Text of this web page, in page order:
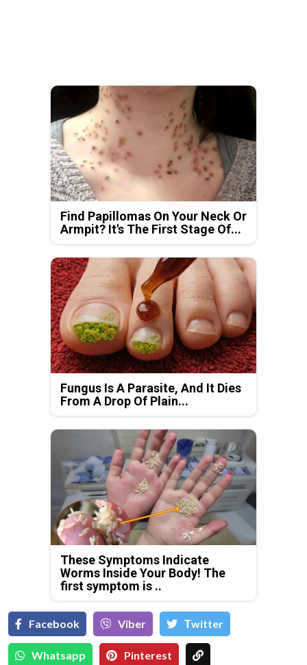
Find Papillomas On Your Neck Or
Armpit? It's The First Stage Of...
Fungus Is A Parasite, And It Dies
From A Drop Of Plain...
These Symptoms Indicate
Worms Inside Your Body! The
first symptom is ..
Facebook Viber Тwitter
Whatsapp Pinterest